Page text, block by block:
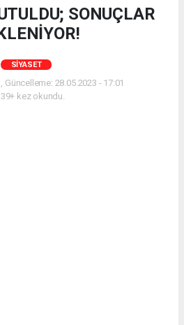
SONUÇLAR
SIYASET
Güncelleme: 28.05.2023 - 17:01
kez okundu.